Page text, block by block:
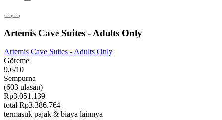
Artemis Cave Suites - Adults Only
Artemis Cave Suites - Adults Only
Göreme
9,6/10
Sempurna
(603 ulasan)
Rp3.051.139
total Rp3.386.764
termasuk pajak & biaya lainnya